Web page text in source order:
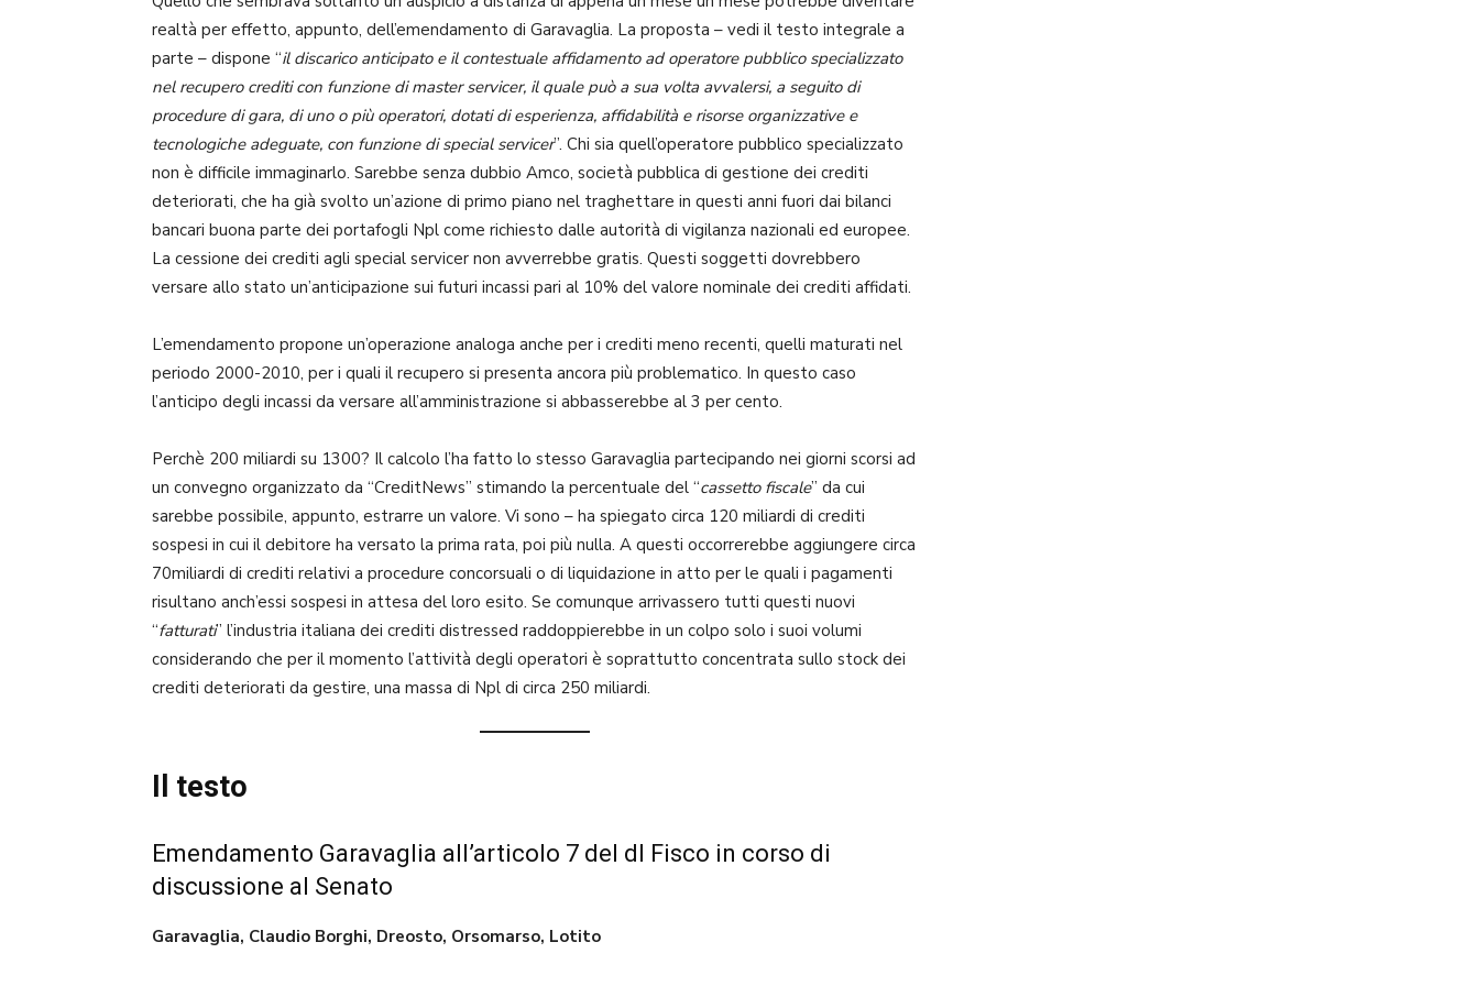
realtà per effetto, appunto, dell’emendamento di Garavaglia. La proposta – vedi il testo integrale a
parte – dispone “il discarico anticipato e il contestuale affidamento ad operatore pubblico specializzato
nel recupero crediti con funzione di master servicer, il quale può a sua volta avvalersi, a seguito di
procedure di gara, di uno o più operatori, dotati di esperienza, affidabilità e risorse organizzative e
tecnologiche adeguate, con funzione di special servicer”. Chi sia quell’operatore pubblico specializzato
non è difficile immaginarlo. Sarebbe senza dubbio Amco, società pubblica di gestione dei crediti
deteriorati, che ha già svolto un’azione di primo piano nel traghettare in questi anni fuori dai bilanci
bancari buona parte dei portafogli Npl come richiesto dalle autorità di vigilanza nazionali ed europee.
La cessione dei crediti agli special servicer non avverrebbe gratis. Questi soggetti dovrebbero
versare allo stato un’anticipazione sui futuri incassi pari al 10% del valore nominale dei crediti affidati.
L’emendamento propone un’operazione analoga anche per i crediti meno recenti, quelli maturati nel
periodo 2000-2010, per i quali il recupero si presenta ancora più problematico. In questo caso
l’anticipo degli incassi da versare all’amministrazione si abbasserebbe al 3 per cento.
Perchè 200 miliardi su 1300? Il calcolo l’ha fatto lo stesso Garavaglia partecipando nei giorni scorsi ad
un convegno organizzato da “CreditNews” stimando la percentuale del “cassetto fiscale” da cui
sarebbe possibile, appunto, estrarre un valore. Vi sono – ha spiegato circa 120 miliardi di crediti
sospesi in cui il debitore ha versato la prima rata, poi più nulla. A questi occorrerebbe aggiungere circa
70miliardi di crediti relativi a procedure concorsuali o di liquidazione in atto per le quali i pagamenti
risultano anch’essi sospesi in attesa del loro esito. Se comunque arrivassero tutti questi nuovi
“fatturati” l’industria italiana dei crediti distressed raddoppierebbe in un colpo solo i suoi volumi
considerando che per il momento l’attività degli operatori è soprattutto concentrata sullo stock dei
crediti deteriorati da gestire, una massa di Npl di circa 250 miliardi.
Il testo
Emendamento Garavaglia all’articolo 7 del dl Fisco in corso di
discussione al Senato
Garavaglia, Claudio Borghi, Dreosto, Orsomarso, Lotito